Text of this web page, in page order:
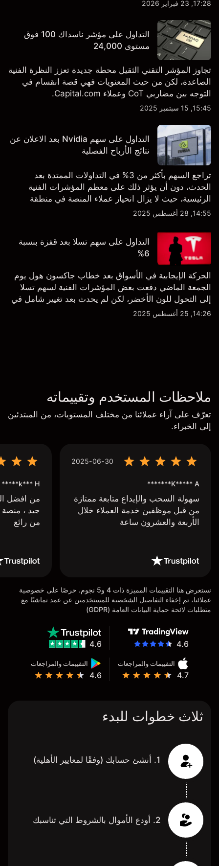
17:28, 23 فبراير 2026
التداول على مؤشر ناسداك 100 فوق
مستوى 24,000
تجاوز المؤشر التقني الثقيل محطة جديدة تعزز النظرة الفنية
الصاعدة، لكن من حيث المعنويات فهي قصة انقسام في
التوجه بين مضاربي CoT وعملاء Capital.com.
15:45, 15 سبتمبر 2025
التداول على سهم Nvidia بعد الاعلان عن
نتائج الأرباح الفصلية
تراجع السهم بأكثر من 3% في التداولات الممتدة بعد
الحدث، دون أن يؤثر ذلك على معظم المؤشرات الفنية
الرئيسية، حيث لا يزال انحياز عملاء المنصة في منطقة
الشراء المفرط.
14:55, 28 أغسطس 2025
التداول على سهم تسلا بعد قفزة بنسبة
6%
الحركة الإيجابية في الأسواق بعد خطاب جاكسون هول يوم
الجمعة الماضي دفعت بعض المؤشرات الفنية لسهم تسلا
إلى التحول للون الأخضر، لكن لم يحدث بعد تغيير شامل في
النظرة الفنية سواء على الإطار اليومي أو الأسبوعي.
14:26, 25 أغسطس 2025
ملاحظات المستخدم وتقييماته
تعرّف على آراء عملائنا من مختلف المستويات، من المبتدئين
إلى الخبراء.
2025-06-30
K***** A*******
سهولة السحب والإيداع متابعة ممتازة
من قبل موظفين خدمة العملاء خلال
الأربعة والعشرون ساعة
k*** H*****
من افضل
جيد ،
من رائع
نستعرض هنا التقييمات المميزة ذات 4 و5 نجوم. حرصًا على خصوصية
عملائنا، تم إخفاء التفاصيل الشخصية للمستخدمين عن عمد تماشيًا مع
متطلبات لائحة حماية البيانات العامة (GDPR)
4.6
التقييمات والمراجعات
4.7
التقييمات والمراجعات
4.6
4.6
ثلاث خطوات للبدء
1. أنشئ حسابك (وفقًا لمعايير الأهلية)
2. أودع الأموال بالشروط التي تناسبك